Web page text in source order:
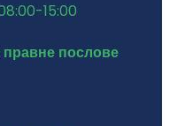
15:00
послове